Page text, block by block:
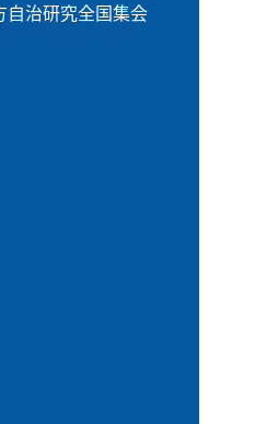
治研究全国集会